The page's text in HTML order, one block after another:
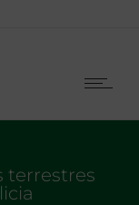
terrestres